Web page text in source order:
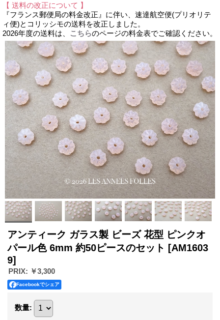
【 送料の改正について 】
『フランス郵便局の料金改正』に伴い、速達航空便(プリオリテ
ィ便)とコリッシモの送料を改正しました。
2026年度の送料は、
こちらのページの料金表でご確認ください。
アンティーク ガラス製 ビーズ 花型 ピンクオ
パール色 6mm 約50ピースのセット [AM1603
9]
PRIX: ￥3,300
Facebookでシェア
数量: